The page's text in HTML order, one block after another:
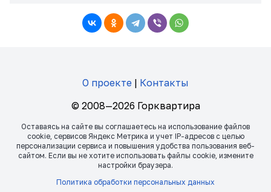
О проекте | Контакты
© 2008—2026 Горквартира
Оставаясь на сайте вы соглашаетесь на использование файлов
сookie, сервисов Яндекс Метрика и учет IP-адресов с целью
персонализации сервиса и повышения удобства пользования веб-
сайтом. Если вы не хотите использовать файлы сookie, измените
настройки браузера.
Политика обработки персональных данных